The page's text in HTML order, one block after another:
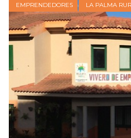
EMPRENDEDORES LA PALMA